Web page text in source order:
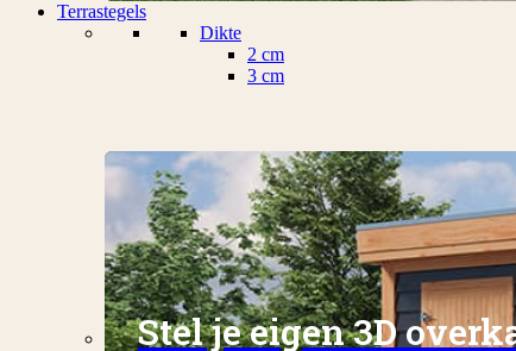
Terrastegels
Dikte
2 cm
3 cm
Stel je eigen 3D